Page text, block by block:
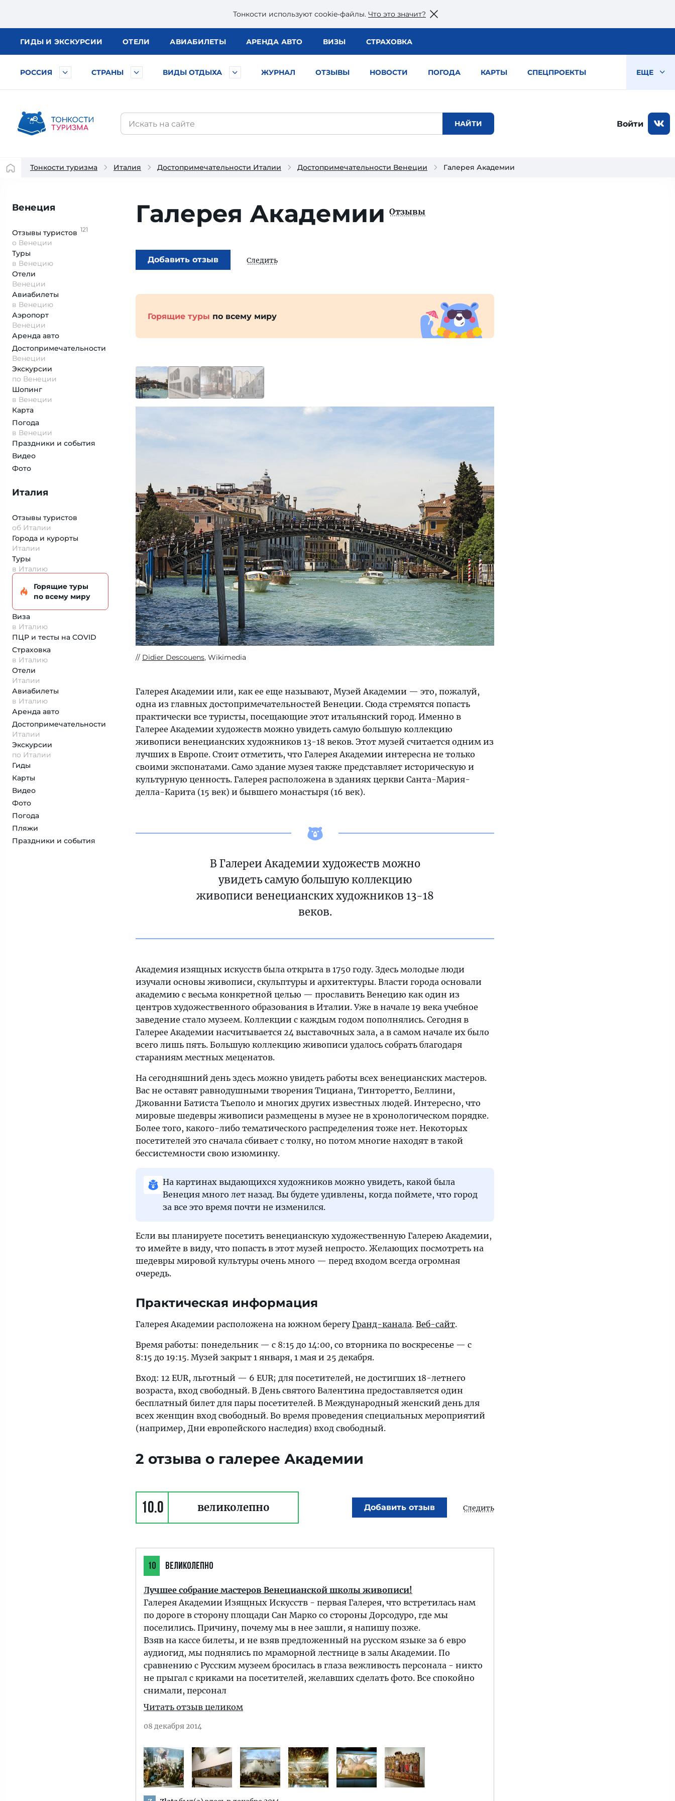
Тонкости используют сookie-файлы. Что это значит?
ГИДЫ И ЭКСКУРСИИ ОТЕЛИ АВИАБИЛЕТЫ АРЕНДА АВТО ВИЗЫ СТРАХОВКА
РОССИЯ СТРАНЫ ВИДЫ ОТДЫХА ЖУРНАЛ ОТЗЫВЫ НОВОСТИ ПОГОДА КАРТЫ СПЕЦПРОЕКТЫ ЕЩЕ
Войти
Тонкости туризма Италия Достопримечательности Италии Достопримечательности Венеции Галерея Академии
Венеция
Отзывы туристов 121
о Венеции
Туры
в Венецию
Отели
Венеции
Авиабилеты
в Венецию
Аэропорт
Венеции
Аренда авто
Достопримеча­тельности
Венеции
Экскурсии
по Венеции
Шопинг
в Венеции
Карта
Погода
в Венеции
Праздники и события
Видео
Фото
Италия
Отзывы туристов
об Италии
Города и курорты
Италии
Туры
в Италию
Горящие туры
по всему миру
Виза
в Италию
ПЦР и тесты на COVID
Страховка
в Италию
Отели
Италии
Авиабилеты
в Италию
Аренда авто
Достопримеча­тельности
Италии
Экскурсии
по Италии
Гиды
Карты
Видео
Фото
Погода
Пляжи
Праздники и события
Галерея Академии Отзывы
Добавить отзыв Следить
Горящие туры по всему миру
Didier Descouens, Wikimedia
Галерея Академии или, как ее еще называют, Музей Академии — это, пожалуй,
одна из главных достопримечательностей Венеции. Сюда стремятся попасть
практически все туристы, посещающие этот итальянский город. Именно в
Галерее Академии художеств можно увидеть самую большую коллекцию
живописи венецианских художников 13-18 веков. Этот музей считается одним из
лучших в Европе. Стоит отметить, что Галерея Академии интересна не только
своими экспонатами. Само здание музея также представляет историческую и
культурную ценность. Галерея расположена в зданиях церкви Санта-Мария-
делла-Карита (15 век) и бывшего монастыря (16 век).
В Галереи Академии художеств можно
увидеть самую большую коллекцию
живописи венецианских художников 13-18
веков.
Академия изящных искусств была открыта в 1750 году. Здесь молодые люди
изучали основы живописи, скульптуры и архитектуры. Власти города основали
академию с весьма конкретной целью — прославить Венецию как один из
центров художественного образования в Италии. Уже в начале 19 века учебное
заведение стало музеем. Коллекции с каждым годом пополнялись. Сегодня в
Галерее Академии насчитывается 24 выставочных зала, а в самом начале их было
всего лишь пять. Большую коллекцию живописи удалось собрать благодаря
стараниям местных меценатов.
На сегодняшний день здесь можно увидеть работы всех венецианских мастеров.
Вас не оставят равнодушными творения Тициана, Тинторетто, Беллини,
Джованни Батиста Тьеполо и многих других известных людей. Интересно, что
мировые шедевры живописи размещены в музее не в хронологическом порядке.
Более того, какого-либо тематического распределения тоже нет. Некоторых
посетителей это сначала сбивает с толку, но потом многие находят в такой
бессистемности свою изюминку.
На картинах выдающихся художников можно увидеть, какой была
Венеция много лет назад. Вы будете удивлены, когда поймете, что город
за все это время почти не изменился.
Если вы планируете посетить венецианскую художественную Галерею Академии,
то имейте в виду, что попасть в этот музей непросто. Желающих посмотреть на
шедевры мировой культуры очень много — перед входом всегда огромная
очередь.
Практическая информация
Галерея Академии расположена на южном берегуГранд-канала. Веб-сайт.
Время работы: понедельник — с 8:15 до 14:00, со вторника по воскресенье — с
8:15 до 19:15. Музей закрыт 1 января, 1 мая и 25 декабря.
Вход: 12 EUR, льготный — 6 EUR; для посетителей, не достигших 18-летнего
возраста, вход свободный. В День святого Валентина предоставляется один
бесплатный билет для пары посетителей. В Международный женский день для
всех женщин вход свободный. Во время проведения специальных мероприятий
(например, Дни европейского наследия) вход свободный.
2 отзыва о галерее Академии
10.0 великолепно Добавить отзыв Следить
10 ВЕЛИКОЛЕПНО
Лучшее собрание мастеров Венецианской школы живописи!
Галерея Академии Изящных Искусств - первая Галерея, что встретилась нам
по дороге в сторону площади Сан Марко со стороны Дорсодуро, где мы
поселились. Причину, почему мы в нее зашли, я напишу позже.
Взяв на кассе билеты, и не взяв предложенный на русском языке за 6 евро
аудиогид, мы поднялись по мраморной лестнице в залы Академии. По
сравнению с Русским музеем бросилась в глаза вежливость персонала - никто
не прыгал с криками на посетителей, желавших сделать фото. Все спокойно
снимали, персонал
Читать отзыв целиком
08 декабря 2014